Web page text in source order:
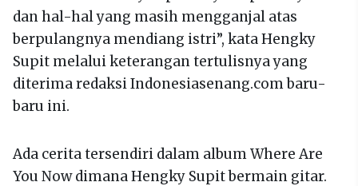
dan hal-hal yang masih mengganjal atas
berpulangnya mendiang istri”, kata Hengky
Supit melalui keterangan tertulisnya yang
diterima redaksi Indonesiasenang.com baru-
baru ini.
Ada cerita tersendiri dalam album Where Are
You Now dimana Hengky Supit bermain gitar.